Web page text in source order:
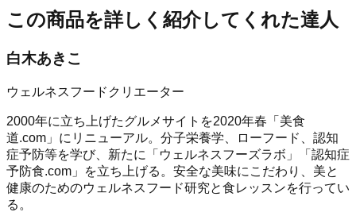
この商品を詳しく紹介してくれた達人
白木あきこ
ウェルネスフードクリエーター
2000年に立ち上げたグルメサイトを2020年春「美食
道.com」にリニューアル。分子栄養学、ローフード、認知
症予防等を学び、新たに「ウェルネスフーズラボ」「認知症
予防食.com」を立ち上げる。安全な美味にこだわり、美と
健康のためのウェルネスフード研究と食レッスンを行ってい
る。